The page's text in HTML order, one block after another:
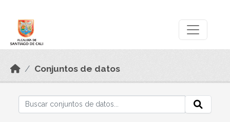
Conjuntos de datos